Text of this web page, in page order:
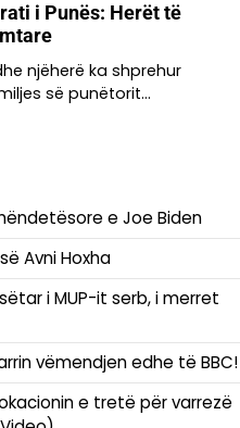
i Punës: Herët të
njëherë ka shprehur
së punëtorit…
e Joe Biden
Avni Hoxha
i MUP-it serb, i merret
vëmendjen edhe të BBC!
e tretë për varrezë